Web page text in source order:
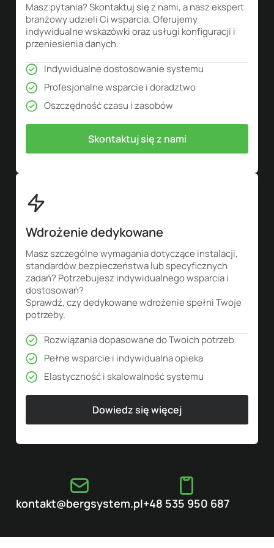
Masz pytania? Skontaktuj się z nami, a nasz ekspert
branżowy udzieli Ci wsparcia. Oferujemy
indywidualne wskazówki oraz usługi konfiguracji i
przeniesienia danych.
Indywidualne dostosowanie systemu
Profesjonalne wsparcie i doradztwo
Oszczędność czasu i zasobów
Skontaktuj się z nami
Wdrożenie dedykowane
Masz szczególne wymagania dotyczące instalacji,
standardów bezpieczeństwa lub specyficznych
zadań? Potrzebujesz indywidualnego wsparcia i
dostosowań?
Sprawdź, czy dedykowane wdrożenie spełni Twoje
potrzeby.
Rozwiązania dopasowane do Twoich potrzeb
Pełne wsparcie i indywidualna opieka
Elastyczność i skalowalność systemu
Dowiedz się więcej
kontakt@bergsystem.pl+48 535 950 687